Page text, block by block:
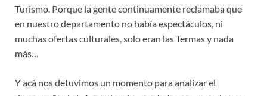
Turismo. Porque la gente continuamente reclamaba que
en nuestro departamento no había espectáculos, ni
muchas ofertas culturales, solo eran las Termas y nada
más…
Y acá nos detuvimos un momento para analizar el